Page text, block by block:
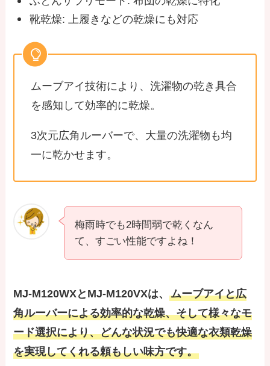
靴乾燥: 上履きなどの乾燥にも対応
ムーブアイ技術により、洗濯物の乾き具合
を感知して効率的に乾燥。
3次元広角ルーバーで、大量の洗濯物も均
一に乾かせます。
梅雨時でも2時間弱で乾くなん
て、すごい性能ですよね！
MJ-M120WXとMJ-M120VXは、ムーブアイと広
角ルーバーによる効率的な乾燥、そして様々なモ
ード選択により、どんな状況でも快適な衣類乾燥
を実現してくれる頼もしい味方です。